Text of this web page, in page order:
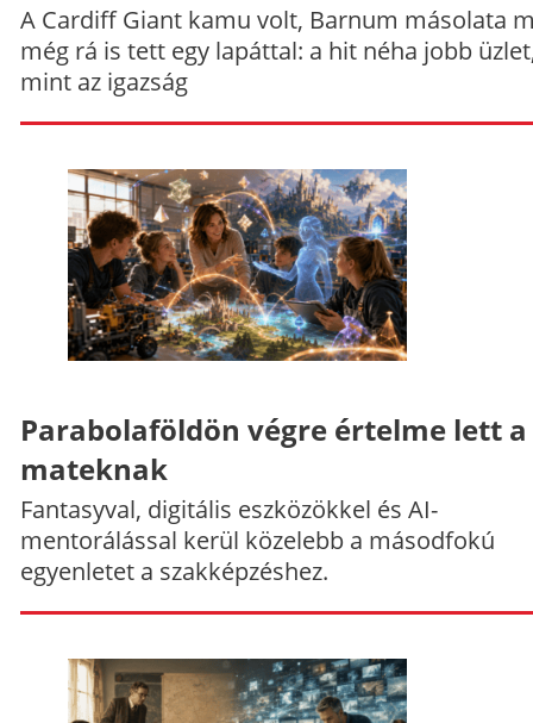
A Cardiff Giant kamu volt, Barnum másolata
még rá is tett egy lapáttal: a hit néha jobb
mint az igazság
Parabolaföldön végre értelme lett a
mateknak
Fantasyval, digitális eszközökkel és AI-
mentorálással kerül közelebb a másodfokú
egyenletet a szakképzéshez.